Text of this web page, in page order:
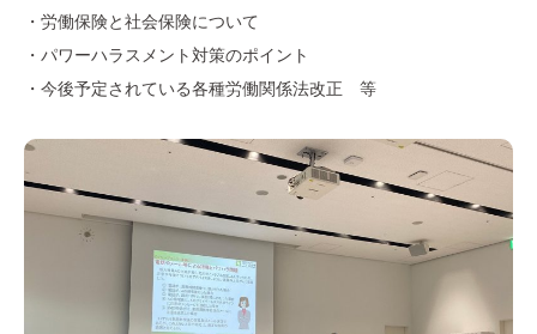
・労働保険と社会保険について
・パワーハラスメント対策のポイント
・今後予定されている各種労働関係法改正 等